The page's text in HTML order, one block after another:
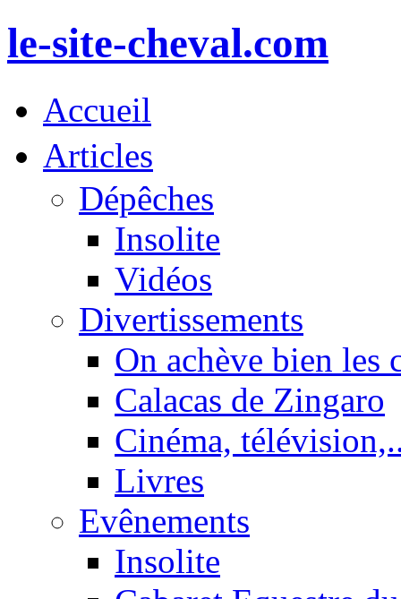
le-site-cheval.com
Accueil
Articles
Dépêches
Insolite
Vidéos
Divertissements
On achève bien les
Calacas de Zingaro
Cinéma,
Livres
Evênements
Insolite